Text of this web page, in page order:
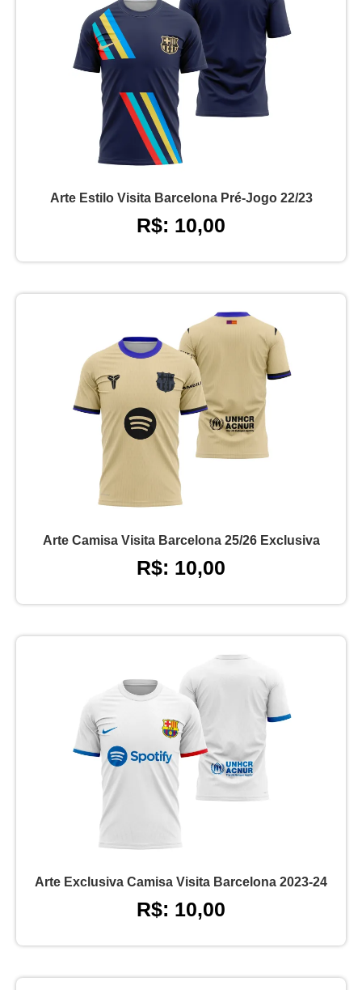
Arte Estilo Visita Barcelona Pré-Jogo 22/23
R$: 10,00
Arte Camisa Visita Barcelona 25/26 Exclusiva
R$: 10,00
Arte Exclusiva Camisa Visita Barcelona 2023-24
R$: 10,00